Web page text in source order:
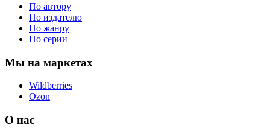
По автору
По издателю
По жанру
По серии
Мы на маркетах
Wildberries
Ozon
О нас